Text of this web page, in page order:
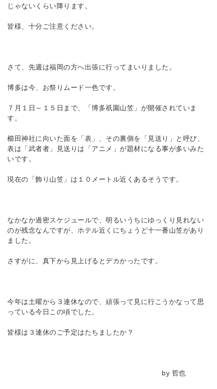
じゃないくらい降ります。
皆様、十分ご注意ください。
さて、先週は福岡の方へ出張に行ってまいりました。
博多は今、お祭りムード一色です。
７月１日～１５日まで、「博多祇園山笠」が開催されていま
す。
櫛田神社に向いた面を「表」、その裏側を「見送り」と呼び、
表は「武者者」見送りは「アニメ」が題材になる事が多いみた
いです。
現在の「飾り山笠」は１０メートル近くあるそうです。
なかなか過密スケジュールで、明るいうちにゆっくり見れない
のが残念なんですが、ホテル近くにちょうど十一番山笠があり
ました。
さすがに、真下から見上げるとデカかったです。
今年は土曜から３連休なので、頑張って見に行こうかなって思
っている今日この頃でした。
皆様は３連休のご予定はたちましたか？
by 哲也